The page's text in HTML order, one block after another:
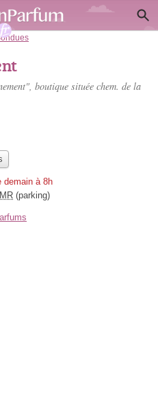
boutique située chem. de la
demain à 8h
(parking)